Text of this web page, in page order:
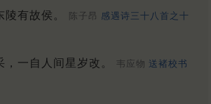
陵有故侯。 陈子昂 感遇诗三十八首之十
，一自人间星岁改。 韦应物 送褚校书